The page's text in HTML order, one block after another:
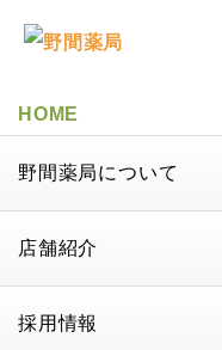
HOME
野間薬局について
店舗紹介
採用情報